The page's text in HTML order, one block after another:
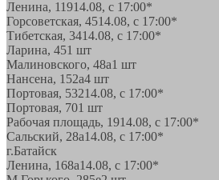
Ленина, 11914.08, с 17:00*
Горсоветская, 4514.08, с 17:00*
Тибетская, 3414.08, с 17:00*
Ларина, 451 шт
Малиновского, 48а1 шт
Нансена, 152а4 шт
Портовая, 53214.08, с 17:00*
Портовая, 701 шт
Рабочая площадь, 1914.08, с 17:00*
Сальский, 28a14.08, с 17:00*
г.Батайск
Ленина, 168а14.08, с 17:00*